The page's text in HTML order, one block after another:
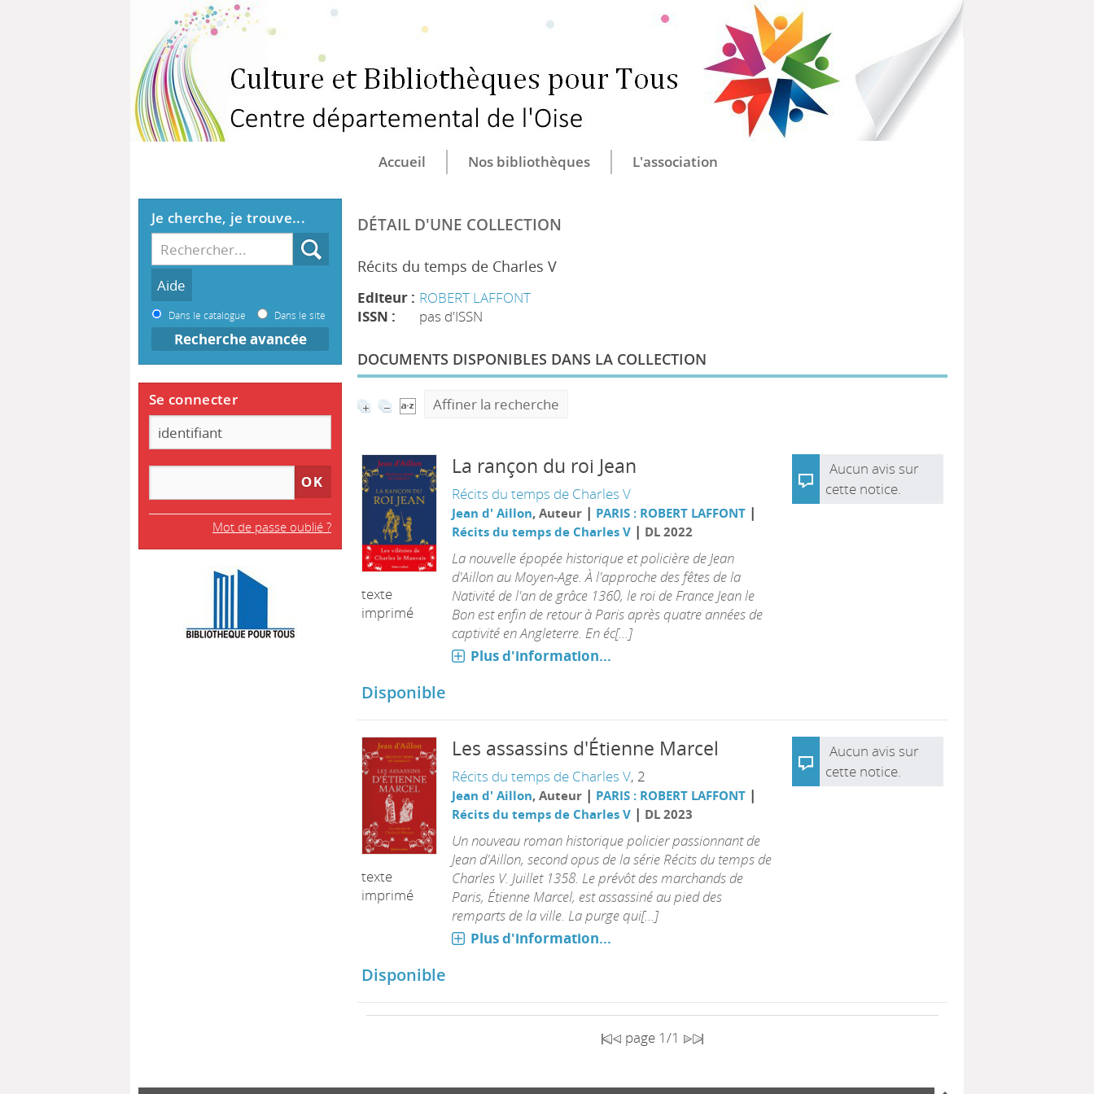
CULTURE ET BIBLIOTHÈQUES POUR TOUS
CENTRE DÉPARTEMENTAL DE L'OISE
Accueil Nos bibliothèques L'association
DÉTAIL D'UNE COLLECTION
Récits du temps de Charles V
Editeur : ROBERT LAFFONT
ISSN :
pas d'ISSN
DOCUMENTS DISPONIBLES DANS LA COLLECTION
Affiner la recherche
texte
imprimé
La rançon du roi Jean
Récits du temps de Charles V
Jean d' Aillon, Auteur | PARIS : ROBERT LAFFONT|
Récits du temps de Charles V| DL 2022
La nouvelle épopée historique et policière de Jean
d'Aillon au Moyen-Age. À l'approche des fêtes de la
Nativité de l'an de grâce 1360, le roi de France Jean le
Bon est enfin de retour à Paris après quatre années de
captivité en Angleterre. En éc[...]
Plus d'information...
Aucun avis sur
cette notice.
Disponible
texte
imprimé
Les assassins d'Étienne Marcel
Récits du temps de Charles V, 2
Jean d' Aillon, Auteur | PARIS : ROBERT LAFFONT|
Récits du temps de Charles V| DL 2023
Un nouveau roman historique policier passionnant de
Jean d'Aillon, second opus de la série Récits du temps de
Charles V. Juillet 1358. Le prévôt des marchands de
Paris, Étienne Marcel, est assassiné au pied des
remparts de la ville. La purge qui[...]
Plus d'information...
Aucun avis sur
cette notice.
Disponible
page 1/1
Je cherche, je trouve...
Dans le catalogue Dans le site
Recherche avancée
Se connecter
Mot de passe oublié ?